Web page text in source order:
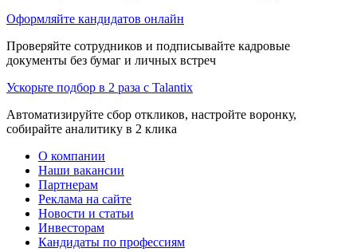
Оформляйте кандидатов онлайн
Проверяйте сотрудников и подписывайте кадровые
документы без бумаг и личных встреч
Ускорьте подбор в 2 раза с Talantix
Автоматизируйте сбор откликов, настройте воронку,
собирайте аналитику в 2 клика
О компании
Наши вакансии
Партнерам
Реклама на сайте
Новости и статьи
Инвесторам
Кандидаты по профессиям